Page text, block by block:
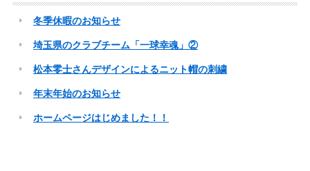
冬季休暇のお知らせ
埼玉県のクラブチーム「一球幸魂」②
松本零士さんデザインによるニット帽の刺繍
年末年始のお知らせ
ホームページはじめました！！